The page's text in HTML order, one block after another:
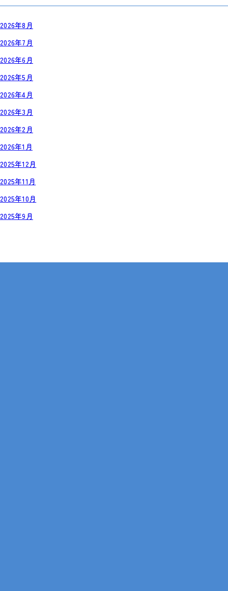
2026年8月
2026年7月
2026年6月
2026年5月
2026年4月
2026年3月
2026年2月
2026年1月
2025年12月
2025年11月
2025年10月
2025年9月